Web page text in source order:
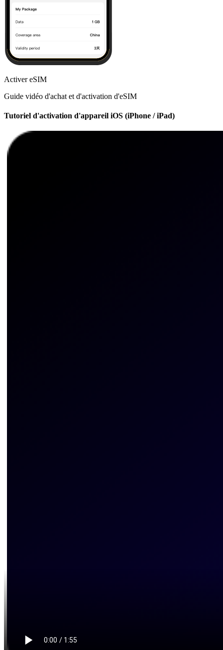
Activer eSIM
Guide vidéo d'achat et d'activation d'eSIM
Tutoriel d'activation d'appareil iOS (iPhone / iPad)